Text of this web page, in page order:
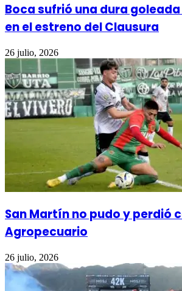
Boca sufrió una dura
en el estreno del Clausura
26 julio, 2026
San Martín no pudo y perdió
Agropecuario
26 julio, 2026